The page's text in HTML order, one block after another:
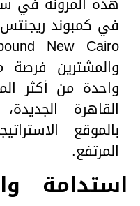
والمشترين
واحدة من أكثر
القاهرة
بالموقع
المرتفع.
استدامة